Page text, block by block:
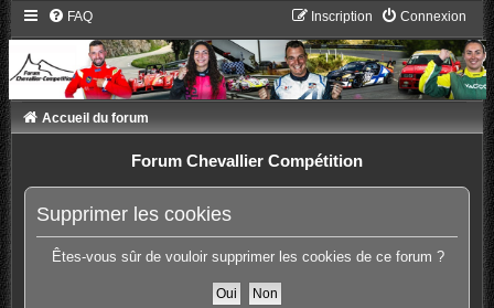
FAQ Connexion
Inscription
Accueil du forum
Forum Chevallier Compétition
Supprimer les cookies
Êtes-vous sûr de vouloir supprimer les cookies de ce forum ?